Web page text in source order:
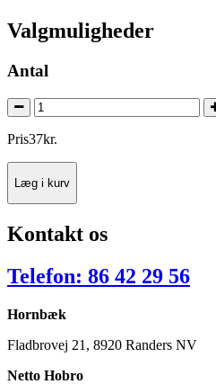
Valgmuligheder
Antal
Pris37kr.
Læg i kurv
Kontakt os
Telefon: 86 42 29 56
Hornbæk
Fladbrovej 21, 8920 Randers NV
Netto Hobro